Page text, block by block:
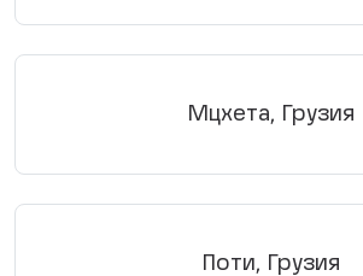
Мцхета, Грузия
Поти, Грузия